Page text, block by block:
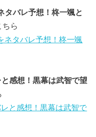
タバレ予想！柊一颯と
ちら
ネタバレ予想！柊一颯
感想！黒幕は武智で望
と感想！黒幕は武智で